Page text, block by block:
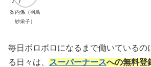
案内係（羽鳥
紗栄子）
毎日ボロボロになるまで働いているの
る日々は、
スーパーナースへの無料登